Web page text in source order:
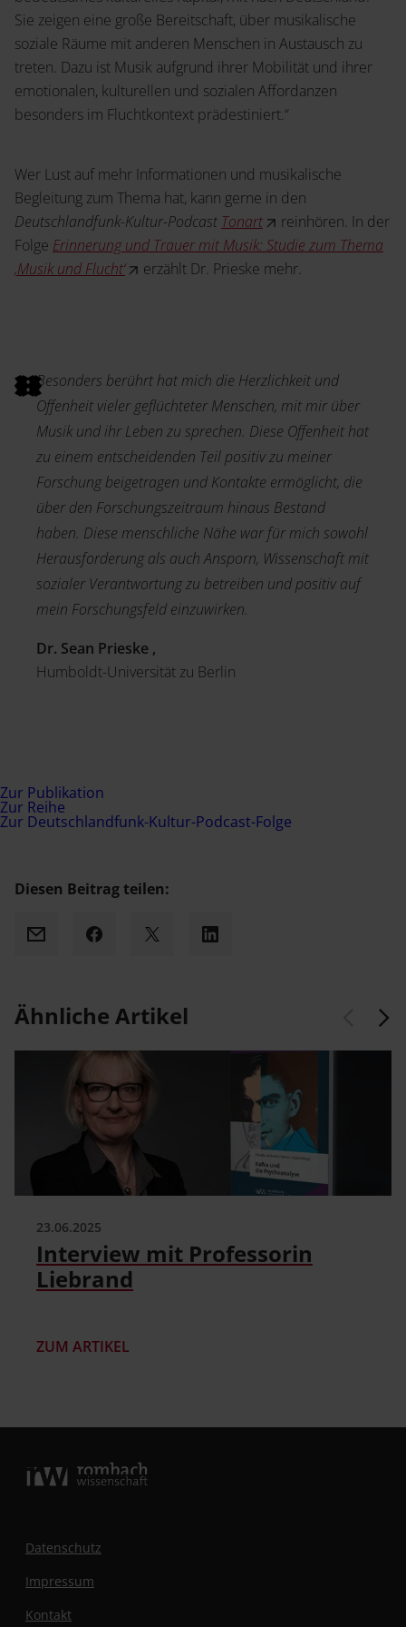
Sie zeigen eine große Bereitschaft, über musikalische
soziale Räume mit anderen Menschen in Austausch zu
treten. Dazu ist Musik aufgrund ihrer Mobilität und ihrer
emotionalen, kulturellen und sozialen Affordanzen
besonders im Fluchtkontext prädestiniert.“
Wer Lust auf mehr Informationen und musikalische
Begleitung zum Thema hat, kann gerne in den
Deutschlandfunk-Kultur-Podcast Tonart
reinhören. In der
Folge Erinnerung und Trauer mit Musik: Studie zum Thema
‚Musik und Flucht‘
erzählt Dr. Prieske mehr.
Besonders berührt hat mich die Herzlichkeit und
Offenheit vieler geflüchteter Menschen, mit mir über
Musik und ihr Leben zu sprechen. Diese Offenheit hat
zu einem entscheidenden Teil positiv zu meiner
Forschung beigetragen und Kontakte ermöglicht, die
über den Forschungszeitraum hinaus Bestand
haben. Diese menschliche Nähe war für mich sowohl
Herausforderung als auch Ansporn, Wissenschaft mit
sozialer Verantwortung zu betreiben und positiv auf
mein Forschungsfeld einzuwirken.
Dr. Sean Prieske ,
Humboldt-Universität zu Berlin
Zur Publikation
Zur Reihe
Zur Deutschlandfunk-Kultur-Podcast-Folge
Diesen Beitrag teilen:
Mail Facebook
X LinkedIn
Ähnliche Artikel
23.06.2025
Interview mit Professorin
Liebrand
ZUM ARTIKEL
Datenschutz
Impressum
Kontakt